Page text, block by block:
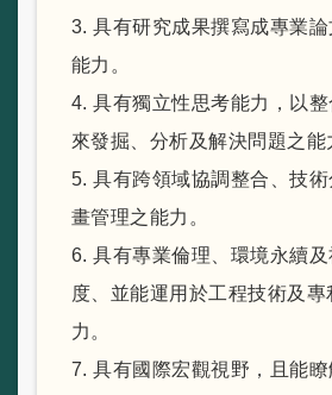
3. 具有研究成果撰寫成專業
能力。
4. 具有獨立性思考能力，以
來發掘、分析及解決問題之能
5. 具有跨領域協調整合、技
畫管理之能力。
6. 具有專業倫理、環境永續
度、並能運用於工程技術及專
力。
7. 具有國際宏觀視野，且能